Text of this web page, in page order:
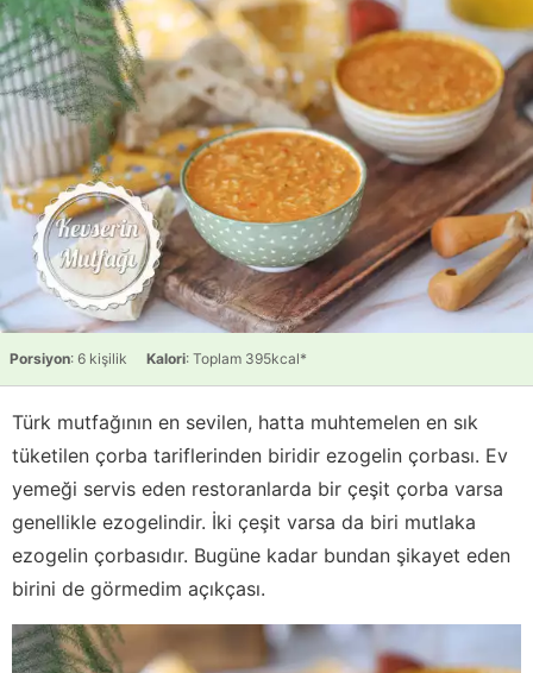
Porsiyon: 6 kişilik Kalori: Toplam 395kcal*
Türk mutfağının en sevilen, hatta muhtemelen en sık
tüketilen çorba tariflerinden biridir ezogelin çorbası. Ev
yemeği servis eden restoranlarda bir çeşit çorba varsa
genellikle ezogelindir. İki çeşit varsa da biri mutlaka
ezogelin çorbasıdır. Bugüne kadar bundan şikayet eden
birini de görmedim açıkçası.